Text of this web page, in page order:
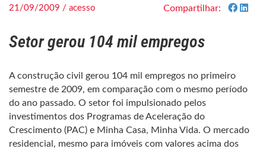
21/09/2009 / acesso Compartilhar:
Setor gerou 104 mil empregos
A construção civil gerou 104 mil empregos no primeiro
semestre de 2009, em comparação com o mesmo período
do ano passado. O setor foi impulsionado pelos
investimentos dos Programas de Aceleração do
Crescimento (PAC) e Minha Casa, Minha Vida. O mercado
residencial, mesmo para imóveis com valores acima dos